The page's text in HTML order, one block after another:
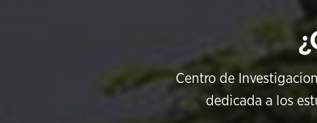
Centro de
dedicada a los